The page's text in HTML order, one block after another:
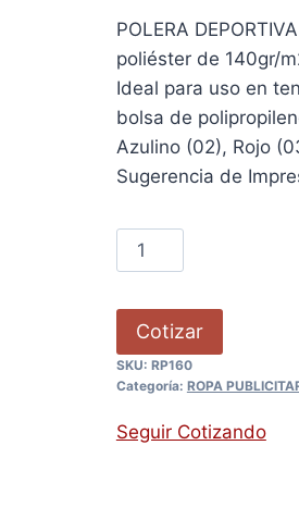
POLERA
poliéster de 140gr/
Ideal para uso en
bolsa de
Azulino (02), Rojo
Sugerencia de
Cotizar
SKU: RP160
Categoría: ROPA
Seguir Cotizando